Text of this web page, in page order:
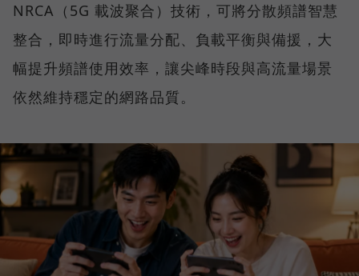
NRCA（5G 載波聚合）技術，可將分散頻譜智慧
整合，即時進行流量分配、負載平衡與備援，大
幅提升頻譜使用效率，讓尖峰時段與高流量場景
依然維持穩定的網路品質。